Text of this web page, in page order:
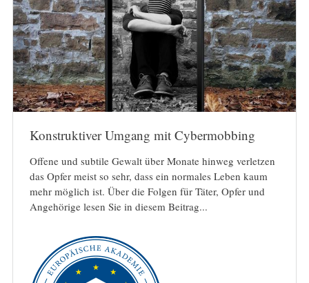
Konstruktiver Umgang mit Cybermobbing
Offene und subtile Gewalt über Monate hinweg verletzen
das Opfer meist so sehr, dass ein normales Leben kaum
mehr möglich ist. Über die Folgen für Täter, Opfer und
Angehörige lesen Sie in diesem Beitrag...